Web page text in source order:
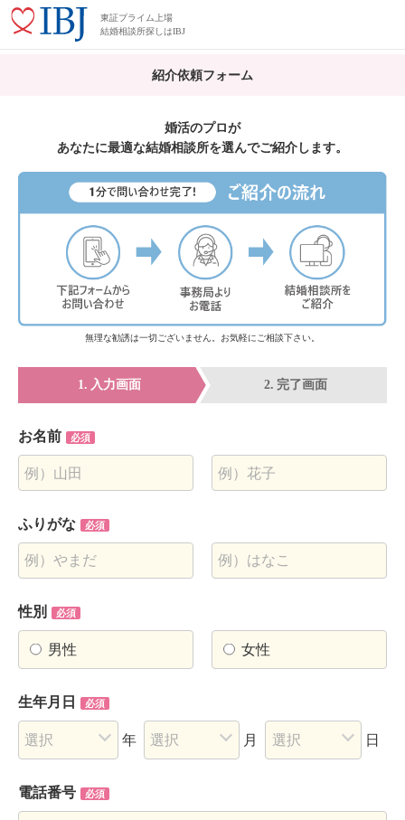
東証プライム上場
結婚相談所探しはIBJ
紹介依頼フォーム
婚活のプロが
あなたに最適な結婚相談所を選んでご紹介します。
無理な勧誘は一切ございません。お気軽にご相談下さい。
入力画面 完了画面
お名前 必須
ふりがな 必須
性別 必須
男性 女性
生年月日 必須
年 月 日
電話番号 必須